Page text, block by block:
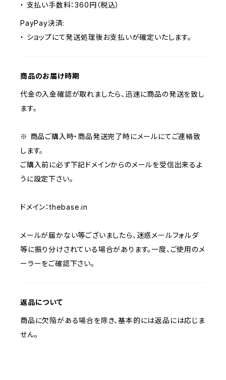
・ 支払い手数料：360円（税込）
PayPay決済:
・ ショップにて発送処理後お支払いが確定いたします。
商品のお届け時期
代金の入金確認が取れましたら、迅速に商品の発送を致し
ます。
※ 商品ご購入時・商品発送完了時にメールにてご連絡致
します。
ご購入前に必ず下記ドメインからのメールを受信出来るよ
うに設定下さい。
ドメイン：thebase.in
メールが届かない等ございましたら、迷惑メールフォルダ
等に振り分けされている場合があります。一度、ご使用のメ
ーラーをご確認下さい。
返品について
商品に欠陥がある場合を除き、基本的には返品には応じま
せん。